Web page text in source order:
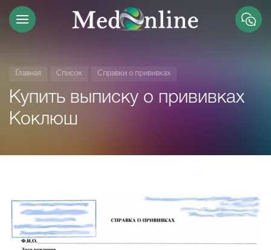
Главная Список Справки о прививках
Купить выписку о прививках
Коклюш